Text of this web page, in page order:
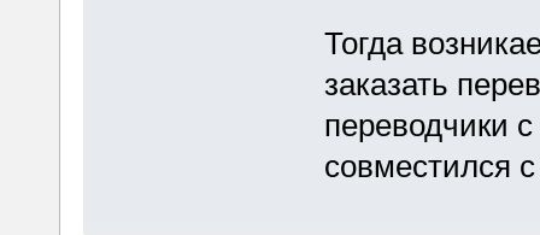
Тогда
заказать
переводчики
совместился